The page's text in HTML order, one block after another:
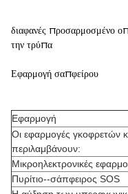
διαφανές προσαρμοσμένο
την τρύπα
Εφαρμογή σαπφείρου
Εφαρμογή
Οι εφαρμογές γκοφρετών
περιλαμβάνουν:
Μικροηλεκτρονικές
Πυρίτιο--σάπφειρος SOS